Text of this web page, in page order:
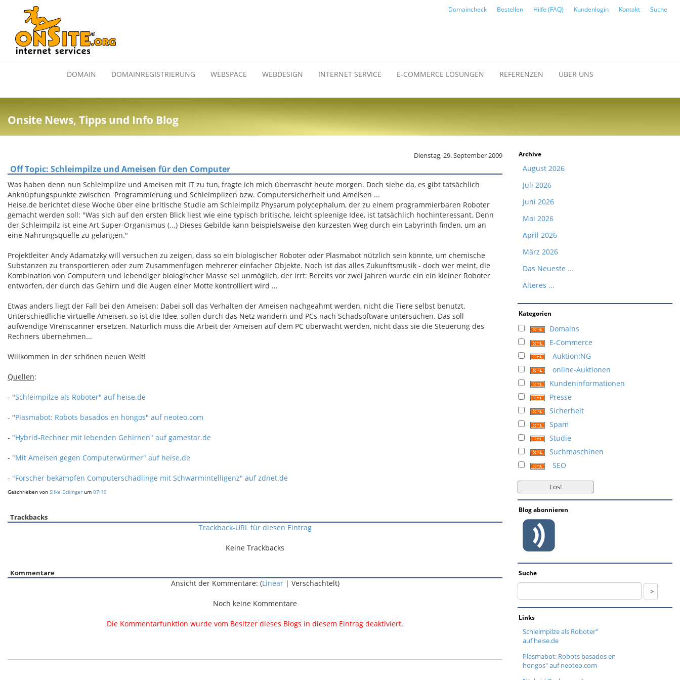
Domaincheck Bestellen Hilfe (FAQ) Kundenlogin Kontakt Suche
DOMAIN DOMAINREGISTRIERUNG WEBSPACE WEBDESIGN INTERNET SERVICE E-COMMERCE LÖSUNGEN REFERENZEN ÜBER UNS
Onsite News, Tipps und Info Blog
Dienstag, 29. September 2009
Off Topic: Schleimpilze und Ameisen für den Computer
Was haben denn nun Schleimpilze und Ameisen mit IT zu tun, fragte ich mich überrascht heute morgen. Doch siehe da, es gibt tatsächlich
Anknüpfungspunkte zwischen Programmierung und Schleimpilzen bzw. Computersicherheit und Ameisen ...
Heise.de berichtet diese Woche über eine britische Studie am Schleimpilz Physarum polycephalum, der zu einem programmierbaren Roboter
gemacht werden soll: "Was sich auf den ersten Blick liest wie eine typisch britische, leicht spleenige Idee, ist tatsächlich hochinteressant. Denn
der Schleimpilz ist eine Art Super-Organismus (...) Dieses Gebilde kann beispielsweise den kürzesten Weg durch ein Labyrinth finden, um an
eine Nahrungsquelle zu gelangen."
Projektleiter Andy Adamatzky will versuchen zu zeigen, dass so ein biologischer Roboter oder Plasmabot nützlich sein könnte, um chemische
Substanzen zu transportieren oder zum Zusammenfügen mehrerer einfacher Objekte. Noch ist das alles Zukunftsmusik - doch wer meint, die
Kombination von Computern und lebendiger biologischer Masse sei unmöglich, der irrt: Bereits vor zwei Jahren wurde ein ein kleiner Roboter
entworfen, der durch das Gehirn und die Augen einer Motte kontrolliert wird ...
Etwas anders liegt der Fall bei den Ameisen: Dabei soll das Verhalten der Ameisen nachgeahmt werden, nicht die Tiere selbst benutzt.
Unterschiedliche virtuelle Ameisen, so ist die Idee, sollen durch das Netz wandern und PCs nach Schadsoftware untersuchen. Das soll
aufwendige Virenscanner ersetzen. Natürlich muss die Arbeit der Ameisen auf dem PC überwacht werden, nicht dass sie die Steuerung des
Rechners übernehmen...
Willkommen in der schönen neuen Welt!
Quellen:
- "Schleimpilze als Roboter" auf heise.de
- "Plasmabot: Robots basados en hongos" auf neoteo.com
- "Hybrid-Rechner mit lebenden Gehirnen" auf gamestar.de
- "Mit Ameisen gegen Computerwürmer" auf heise.de
- "Forscher bekämpfen Computerschädlinge mit Schwarmintelligenz" auf zdnet.de
Geschrieben von Silke Eckinger um 07:19
Trackbacks
Trackback-URL für diesen Eintrag
Keine Trackbacks
Kommentare
Ansicht der Kommentare: (Linear| Verschachtelt)
Noch keine Kommentare
Die Kommentarfunktion wurde vom Besitzer dieses Blogs in diesem Eintrag deaktiviert.
Archive
August 2026
Juli 2026
Juni 2026
Mai 2026
April 2026
März 2026
Das Neueste ...
Älteres ...
Kategorien
Domains
E-Commerce
Auktion:NG
online-Auktionen
Kundeninformationen
Presse
Sicherheit
Spam
Studie
Suchmaschinen
SEO
Blog abonnieren
Suche
Links
Schleimpilze als Roboter"
auf heise.de
Plasmabot: Robots basados en
hongos" auf neoteo.com